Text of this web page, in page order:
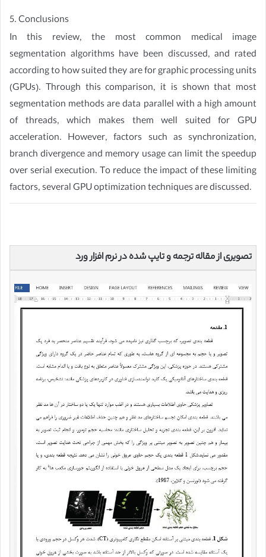
5. Conclusions
In this review, the most common medical image
segmentation algorithms have been discussed, and rated
according to how suited they are for graphic processing units
(GPUs). Through this comparison, it is shown that most
segmentation methods are data parallel with a high amount
of threads, which makes them well suited for GPU
acceleration. However, factors such as synchronization,
branch divergence and memory usage can limit the speedup
over serial execution. To reduce the impact of these limiting
factors, several GPU optimization techniques are discussed.
تصویری از مقاله ترجمه و تایپ شده در نرم افزار ورد